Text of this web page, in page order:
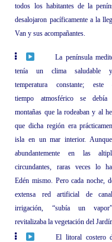
todos los habitantes de la
desalojaron pacíficamente a la
Van y sus acompañantes.
La península
tenía un clima saludable
temperatura constante; este
tiempo atmosférico se
montañas que la rodeaban y al
que dicha región era
isla en un mar interior.
abundantemente en las
circundantes, raras veces lo
Edén mismo. Pero cada noche,
extensa red artificial de
irrigación, “subía un
revitalizaba la vegetación del
El litoral costero